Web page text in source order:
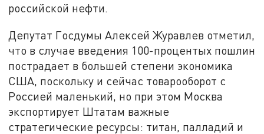
российской нефти.
Депутат Госдумы Алексей Журавлев отметил,
что в случае введения 100-процентых пошлин
пострадает в большей степени экономика
США, поскольку и сейчас товарооборот с
Россией маленький, но при этом Москва
экспортирует Штатам важные
стратегические ресурсы: титан, палладий и